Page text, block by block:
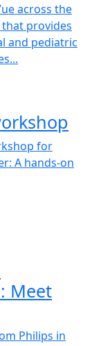
across the
provides
and pediatric
for
A hands-on
Meet
Philips in